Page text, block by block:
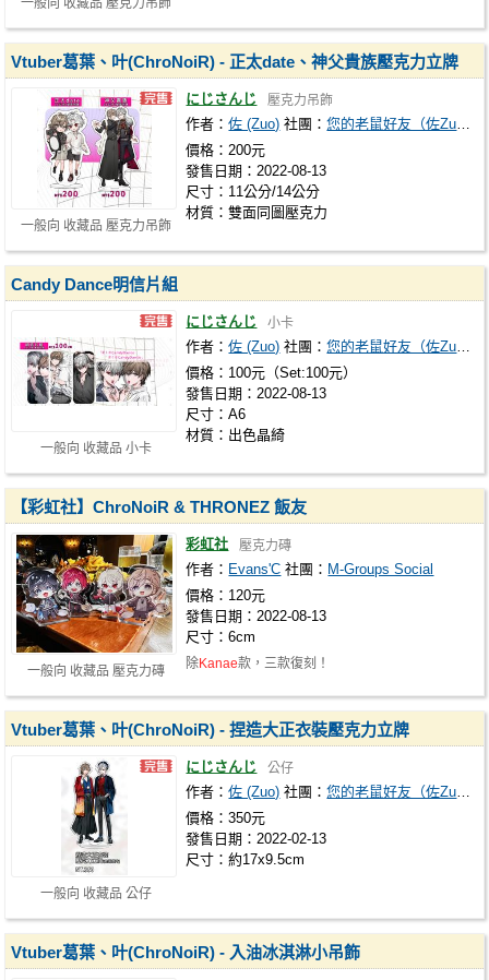
一般向 收藏品 壓克力吊飾
一般向 收藏品 壓克力吊飾
Vtuber葛葉、叶(ChroNoiR) - 正太date、神父貴族壓克力立牌
にじさんじ 壓克力吊飾
作者：佐 (Zuo) 社團：您的老鼠好友（佐Zuo）
價格：200元
發售日期：2022-08-13
尺寸：11公分/14公分
材質：雙面同圖壓克力
一般向 收藏品 小卡
Candy Dance明信片組
にじさんじ 小卡
作者：佐 (Zuo) 社團：您的老鼠好友（佐Zuo）
價格：100元（Set:100元）
發售日期：2022-08-13
尺寸：A6
材質：出色晶綺
一般向 收藏品 壓克力磚
【彩虹社】ChroNoiR & THRONEZ 飯友
彩虹社 壓克力磚
作者： Evans'C 社團： M-Groups Social
價格：120元
發售日期：2022-08-13
尺寸：6cm
除Kanae款，三款復刻！
一般向 收藏品 公仔
Vtuber葛葉、叶(ChroNoiR) - 捏造大正衣裝壓克力立牌
にじさんじ 公仔
作者：佐 (Zuo) 社團：您的老鼠好友（佐Zuo）
價格：350元
發售日期：2022-02-13
尺寸：約17x9.5cm
Vtuber葛葉、叶(ChroNoiR) - 入油冰淇淋小吊飾